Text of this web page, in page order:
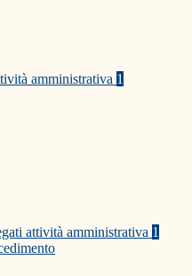
amministrativa 1
attività amministrativa 1